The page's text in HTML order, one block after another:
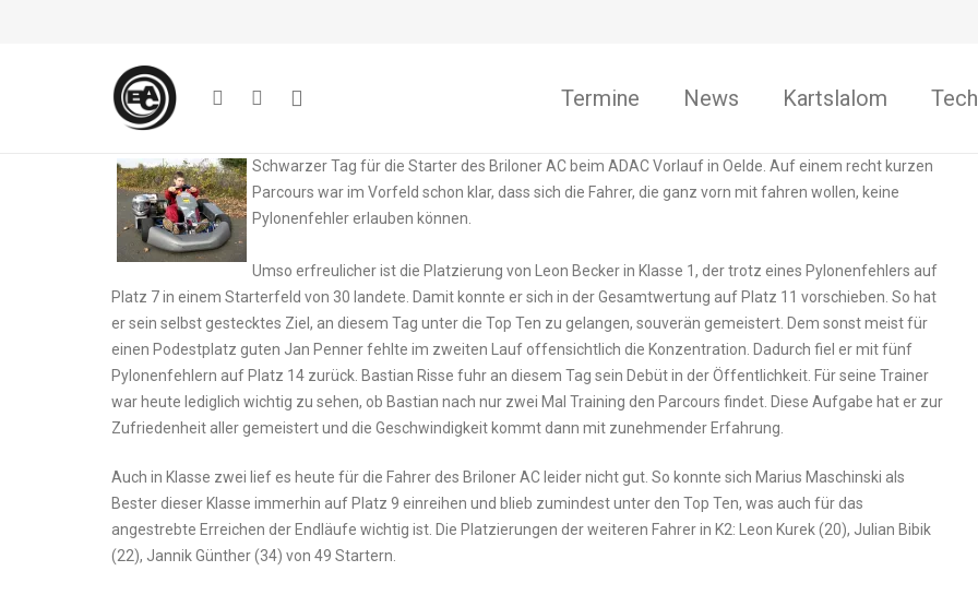
Termine News Kartslalom
Schwarzer Tag für die Starter des Briloner AC beim ADAC Vorlauf in Oelde. Auf einem recht kurzen
Parcours war im Vorfeld schon klar, dass sich die Fahrer, die ganz vorn mit fahren wollen, keine
Pylonenfehler erlauben können.
Umso erfreulicher ist die Platzierung von Leon Becker in Klasse 1, der trotz eines Pylonenfehlers auf
Platz 7 in einem Starterfeld von 30 landete. Damit konnte er sich in der Gesamtwertung auf Platz 11 vorschieben. So hat
er sein selbst gestecktes Ziel, an diesem Tag unter die Top Ten zu gelangen, souverän gemeistert. Dem sonst meist für
einen Podestplatz guten Jan Penner fehlte im zweiten Lauf offensichtlich die Konzentration. Dadurch fiel er mit fünf
Pylonenfehlern auf Platz 14 zurück. Bastian Risse fuhr an diesem Tag sein Debüt in der Öffentlichkeit. Für seine Trainer
war heute lediglich wichtig zu sehen, ob Bastian nach nur zwei Mal Training den Parcours findet. Diese Aufgabe hat er zur
Zufriedenheit aller gemeistert und die Geschwindigkeit kommt dann mit zunehmender Erfahrung.
Auch in Klasse zwei lief es heute für die Fahrer des Briloner AC leider nicht gut. So konnte sich Marius Maschinski als
Bester dieser Klasse immerhin auf Platz 9 einreihen und blieb zumindest unter den Top Ten, was auch für das
angestrebte Erreichen der Endläufe wichtig ist. Die Platzierungen der weiteren Fahrer in K2: Leon Kurek (20), Julian Bibik
(22), Jannik Günther (34) von 49 Startern.